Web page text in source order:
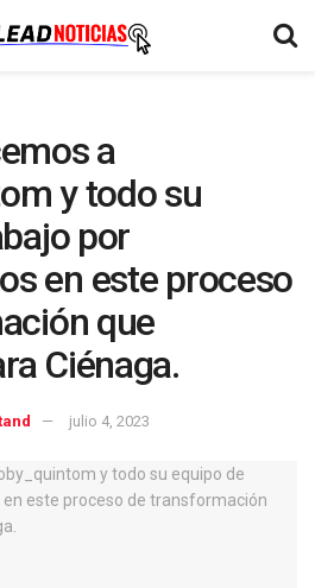
a
y todo su
por
en este proceso
que
Ciénaga.
julio 4, 2023